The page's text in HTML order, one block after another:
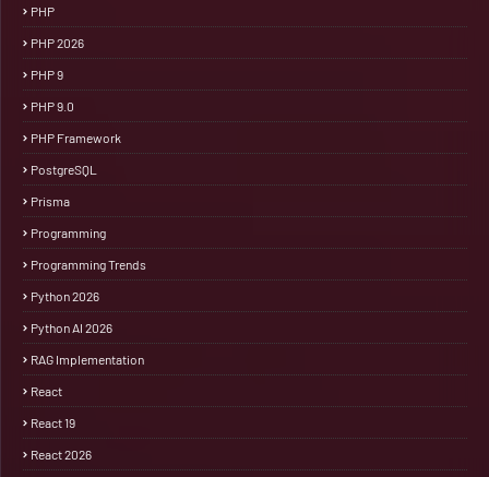
PHP
PHP 2026
PHP 9
PHP 9.0
PHP Framework
PostgreSQL
Prisma
Programming
Programming Trends
Python 2026
Python AI 2026
RAG Implementation
React
React 19
React 2026